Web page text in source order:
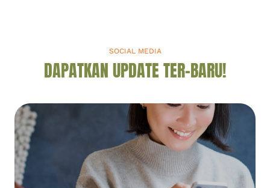
SOCIAL MEDIA
DAPATKAN UPDATE TER-BARU!